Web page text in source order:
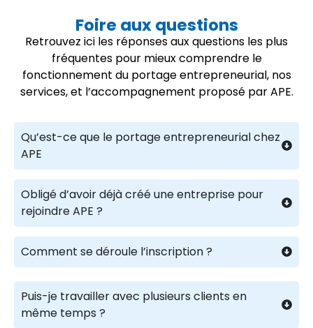
Foire aux questions
Retrouvez ici les réponses aux questions les plus
fréquentes pour mieux comprendre le
fonctionnement du portage entrepreneurial, nos
services, et l’accompagnement proposé par APE.
Qu’est-ce que le portage entrepreneurial chez
APE
Obligé d’avoir déjà créé une entreprise pour
rejoindre APE ?
Comment se déroule l’inscription ?
Puis-je travailler avec plusieurs clients en
même temps ?